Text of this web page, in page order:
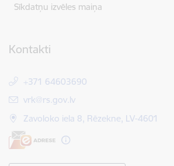
Sīkdatņu izvēles maiņa
Kontakti
+371 64603690
E-pasts:
vrk@rs.gov.lv
Zavoloko iela 8, Rēzekne, LV-4601